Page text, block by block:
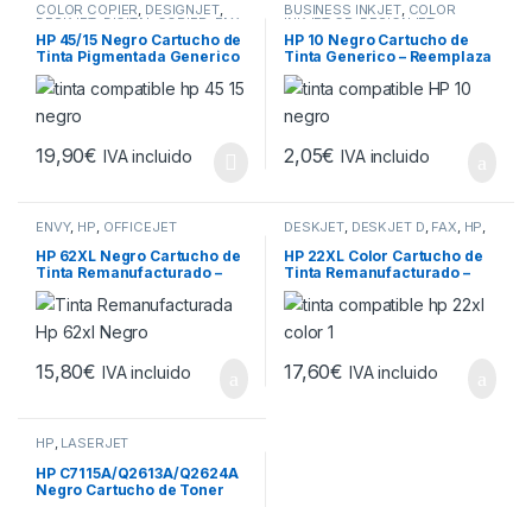
COLOR COPIER, DESIGNJET,
DESKJET DIGITAL COPIER FAX
HP,OFFICEJET,OFFICEJET
PRO,PHOTOSMART,PSC
HP 45/15 Negro Cartucho de
Tinta Pigmentada Generico
– Reemplaza
51645AE/C6615DE
19,90€ IVA incluido
BUSINESS INKJET, COLOR
INKJET CP DESIGNJET
DESKJET,HP, OFFICEJET ,
OFFICEJET PRO
HP 10 Negro Cartucho de
Tinta Generico – Reemplaza
C4844A
2,05€ IVA incluido
ENVY, HP, OFFICEJET
HP 62XL Negro Cartucho de
Tinta Remanufacturado –
Reemplaza
C2P04AE/C2P05AE
15,80€ IVA incluido
DESKJET, DESKJET D, FAX, HP,
OFFICEJET OFFICEJET J
PHOTOSMART,PSC
HP 22XL Color Cartucho de
Tinta Remanufacturado –
Reemplaza
C9352AE/C9352CE
17,60€ IVA incluido
HP, LASERJET
HP C7115A/Q2613A/Q2624A
Negro Cartucho de Toner